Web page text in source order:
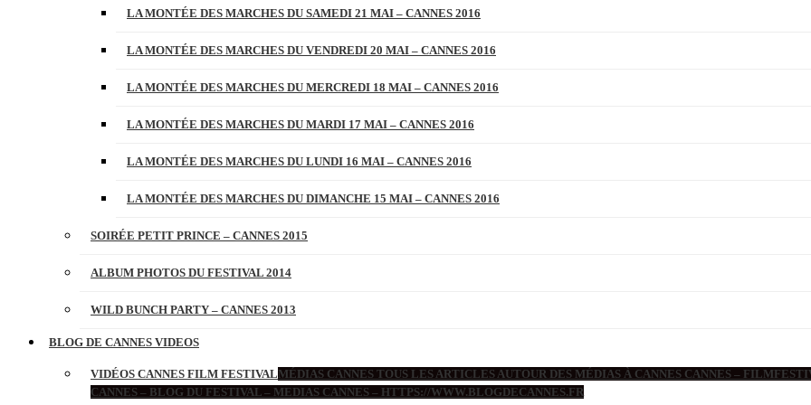
LA MONTÉE DES MARCHES DU SAMEDI 21 MAI – CANNES 2016
LA MONTÉE DES MARCHES DU VENDREDI 20 MAI – CANNES 2016
LA MONTÉE DES MARCHES DU MERCREDI 18 MAI – CANNES 2016
LA MONTÉE DES MARCHES DU MARDI 17 MAI – CANNES 2016
LA MONTÉE DES MARCHES DU LUNDI 16 MAI – CANNES 2016
LA MONTÉE DES MARCHES DU DIMANCHE 15 MAI – CANNES 2016
SOIRÉE PETIT PRINCE – CANNES 2015
ALBUM PHOTOS DU FESTIVAL 2014
WILD BUNCH PARTY – CANNES 2013
BLOG DE CANNES VIDEOS
VIDÉOS CANNES FILM FESTIVALMÉDIAS CANNES TOUS LES ARTICLES AUTOUR DES MÉDIAS À CANNES CANNES –
CANNES – BLOG DU FESTIVAL – MEDIAS CANNES – HTTPS://WWW.BLOGDECANNES.FR